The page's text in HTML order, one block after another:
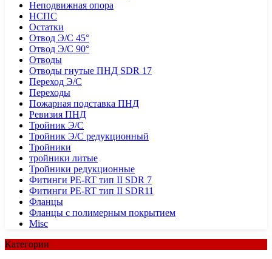
Неподвижная опора
НСПС
Остатки
Отвод Э/С 45°
Отвод Э/С 90°
Отводы
Отводы гнутые ПНД SDR 17
Переход Э/С
Переходы
Пожарная подставка ПНД
Ревизия ПНД
Тройник Э/С
Тройник Э/С редукционный
Тройники
тройники литые
Тройники редукционные
Фитинги PE-RT тип II SDR 7
Фитинги PE-RT тип II SDR11
Фланцы
Фланцы с полимерным покрытием
Misc
Категории